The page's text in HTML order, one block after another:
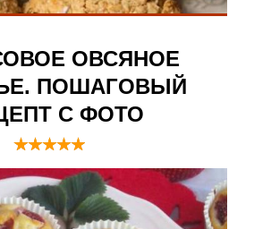
ОВСЯНОЕ
ПОШАГОВЫЙ
С ФОТО